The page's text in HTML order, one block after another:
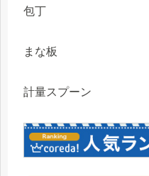
包丁
まな板
計量スプーン